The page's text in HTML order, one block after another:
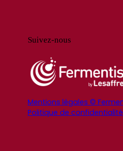
Suivez-nous
Mentions légales ©
Politique de confidentialité